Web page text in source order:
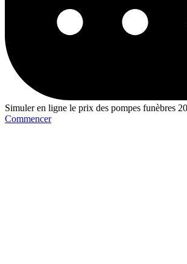
Simuler en ligne le prix des pompes funèbres
Commencer